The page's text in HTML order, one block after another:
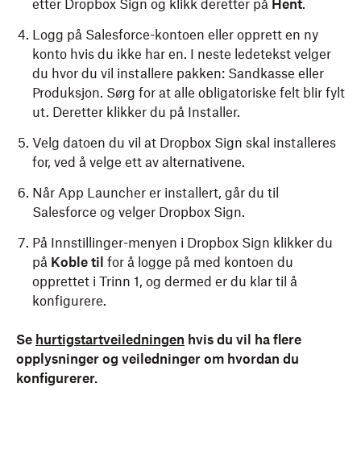
etter Dropbox Sign og klikk deretter på Hent.
Logg på Salesforce-kontoen eller opprett en ny
konto hvis du ikke har en. I neste ledetekst velger
du hvor du vil installere pakken: Sandkasse eller
Produksjon. Sørg for at alle obligatoriske felt blir fylt
ut. Deretter klikker du på Installer.
Velg datoen du vil at Dropbox Sign skal installeres
for, ved å velge ett av alternativene.
Når App Launcher er installert, går du til
Salesforce og velger Dropbox Sign.
På Innstillinger-menyen i Dropbox Sign klikker du
på Koble til for å logge på med kontoen du
opprettet i Trinn 1, og dermed er du klar til å
konfigurere.
Se hurtigstartveiledningen hvis du vil ha flere
opplysninger og veiledninger om hvordan du
konfigurerer.